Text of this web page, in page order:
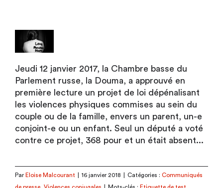
Jeudi 12 janvier 2017, la Chambre basse du
Parlement russe, la Douma, a approuvé en
première lecture un projet de loi dépénalisant
les violences physiques commises au sein du
couple ou de la famille, envers un parent, un-e
conjoint-e ou un enfant. Seul un député a voté
contre ce projet, 368 pour et un était absent...
Par Eloise Malcourant 16 janvier 2018 Catégories : Communiqués